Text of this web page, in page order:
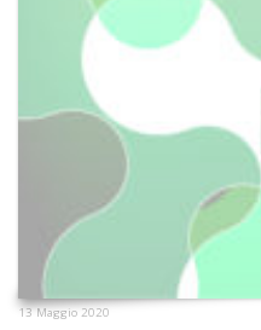
13 Maggio 2020